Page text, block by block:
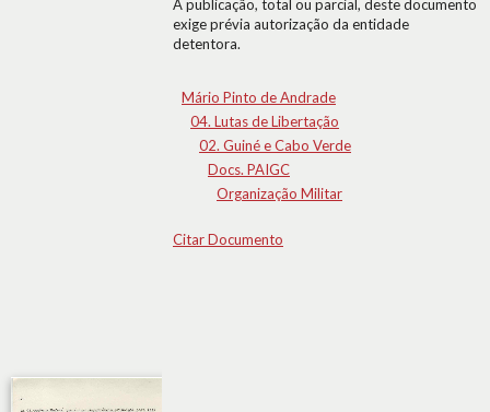
A publicação, total ou parcial, deste documento
exige prévia autorização da entidade
detentora.
Mário Pinto de Andrade
04. Lutas de Libertação
02. Guiné e Cabo Verde
Docs. PAIGC
Organização Militar
Citar Documento